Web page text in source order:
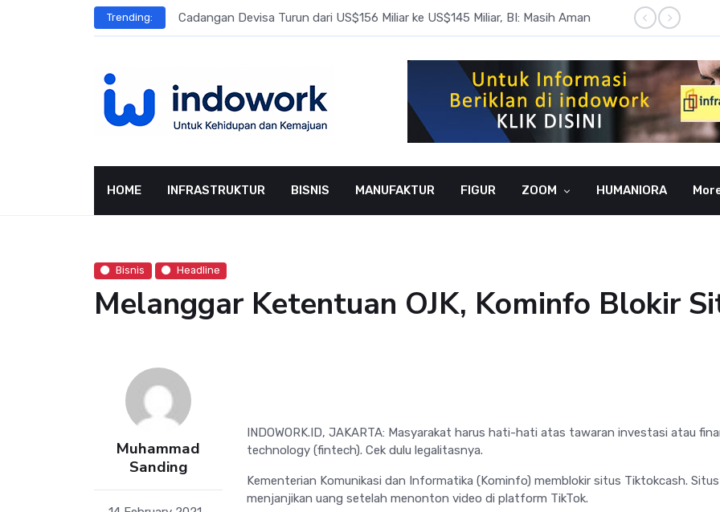
Trending: Cadangan Devisa Turun dari US$156 Miliar ke US$145 Miliar, BI: Masih Aman BI
HOME INFRASTRUKTUR BISNIS MANUFAKTUR FIGUR ZOOM HUMANIORA
Bisnis Headline
Melanggar Ketentuan OJK, Kominfo Blokir
Muhammad
Sanding
INDOWORK.ID, JAKARTA: Masyarakat harus hati-hati atas tawaran investasi atau
technology (fintech). Cek dulu legalitasnya.
Kementerian Komunikasi dan Informatika (Kominfo) memblokir situs Tiktokcash.
menjanjikan uang setelah menonton video di platform TikTok.